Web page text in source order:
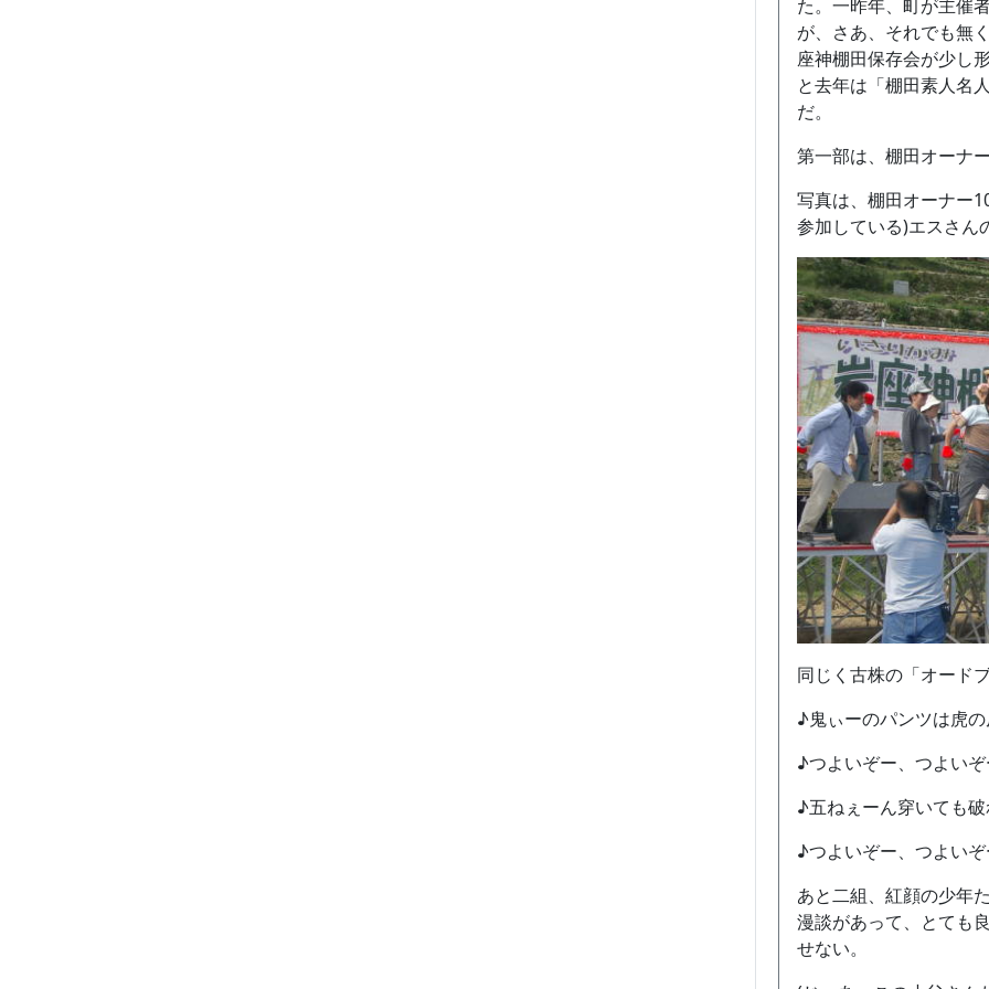
た。一昨年、町が主催
が、さあ、それでも無
座神棚田保存会が少し
と去年は「棚田素人名
だ。
第一部は、棚田オーナ
写真は、棚田オーナー
参加している)エスさん
同じく古株の「オード
♪鬼ぃーのパンツは虎
♪つよいぞー、つよい
♪五ねぇーん穿いても
♪つよいぞー、つよい
あと二組、紅顔の少年
漫談があって、とても
せない。